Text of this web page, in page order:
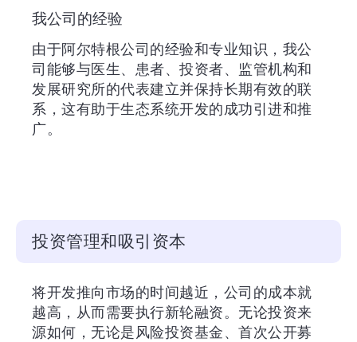
我公司的经验
由于阿尔特根公司的经验和专业知识，我公
司能够与医生、患者、投资者、监管机构和
发展研究所的代表建立并保持长期有效的联
系，这有助于生态系统开发的成功引进和推
广。
投资管理和吸引资本
将开发推向市场的时间越近，公司的成本就
越高，从而需要执行新轮融资。无论投资来
源如何，无论是风险投资基金、首次公开募